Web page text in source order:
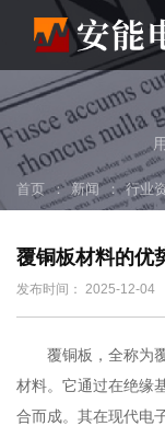
首页：新闻 ：行业
覆铜板材料的优
发布时间： 2025-12-04
覆铜板，全称为覆
材料。它通过在绝缘
合而成。其在现代电